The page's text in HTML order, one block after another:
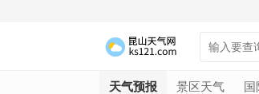
天气预报 景区天气 国